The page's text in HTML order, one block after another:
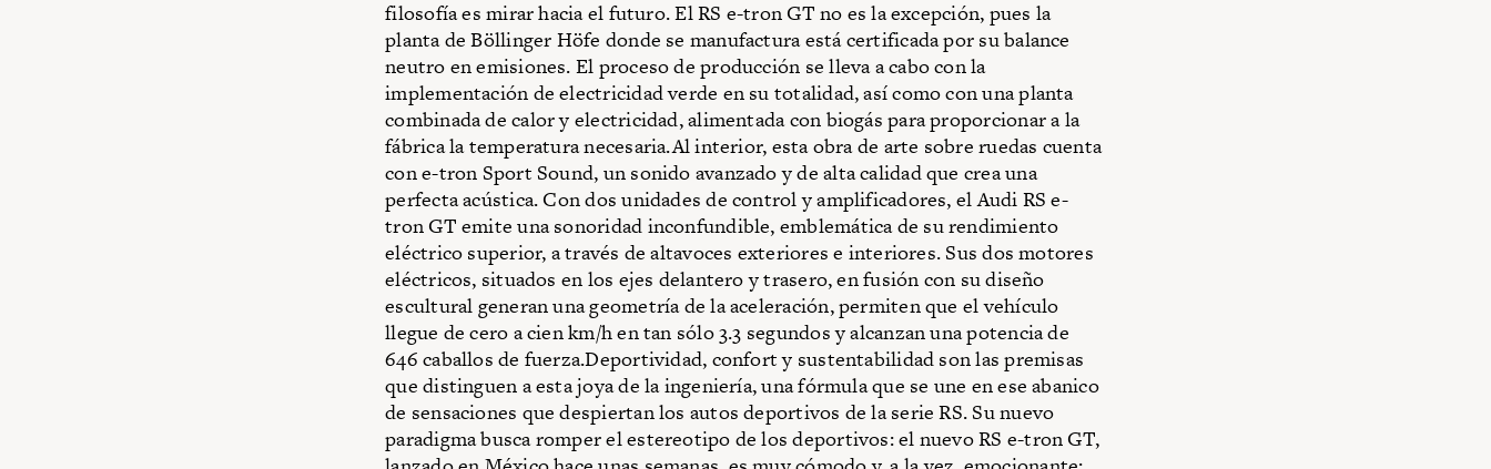
filosofía es mirar hacia el futuro. El RS e-tron GT no es la excepción, pues la
planta de Böllinger Höfe donde se manufactura está certificada por su balance
neutro en emisiones. El proceso de producción se lleva a cabo con la
implementación de electricidad verde en su totalidad, así como con una planta
combinada de calor y electricidad, alimentada con biogás para proporcionar a la
fábrica la temperatura necesaria.Al interior, esta obra de arte sobre ruedas cuenta
con e-tron Sport Sound, un sonido avanzado y de alta calidad que crea una
perfecta acústica. Con dos unidades de control y amplificadores, el Audi RS e-
tron GT emite una sonoridad inconfundible, emblemática de su rendimiento
eléctrico superior, a través de altavoces exteriores e interiores. Sus dos motores
eléctricos, situados en los ejes delantero y trasero, en fusión con su diseño
escultural generan una geometría de la aceleración, permiten que el vehículo
llegue de cero a cien km/h en tan sólo 3.3 segundos y alcanzan una potencia de
646 caballos de fuerza.Deportividad, confort y sustentabilidad son las premisas
que distinguen a esta joya de la ingeniería, una fórmula que se une en ese abanico
de sensaciones que despiertan los autos deportivos de la serie RS. Su nuevo
paradigma busca romper el estereotipo de los deportivos: el nuevo RS e-tron GT,